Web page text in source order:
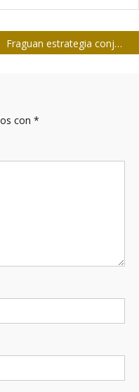
Fraguan estrategia conjunta directivos de la Upec y la Anec
con *